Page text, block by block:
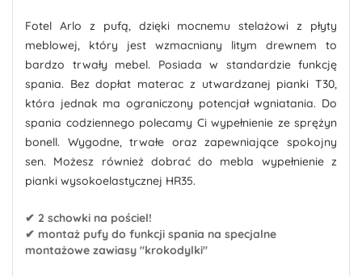
Fotel Arlo z pufą, dzięki mocnemu stelażowi z płyty
meblowej, który jest wzmacniany litym drewnem to
bardzo trwały mebel. Posiada w standardzie funkcję
spania. Bez dopłat materac z utwardzanej pianki T30,
która jednak ma ograniczony potencjał wgniatania. Do
spania codziennego polecamy Ci wypełnienie ze sprężyn
bonell. Wygodne, trwałe oraz zapewniające spokojny
sen. Możesz również dobrać do mebla wypełnienie z
pianki wysokoelastycznej HR35.
✔ 2 schowki na pościel!
✔ montaż pufy do funkcji spania na specjalne
montażowe zawiasy "krokodylki"